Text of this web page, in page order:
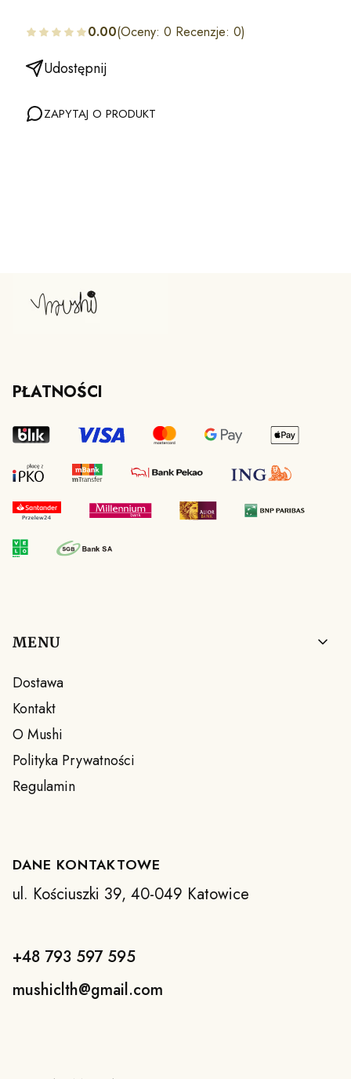
0.00(Oceny: 0 Recenzje: 0)
Udostępnij
ZAPYTAJ O PRODUKT
PŁATNOŚCI
Linki w stopce
MENU
Dostawa
Kontakt
O Mushi
Polityka Prywatności
Regulamin
DANE KONTAKTOWE
ul. Kościuszki 39, 40-049 Katowice
+48 793 597 595
mushiclth@gmail.com